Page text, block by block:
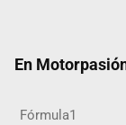
En
Fórmula1